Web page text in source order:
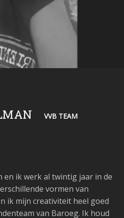
VVB TEAM
en ik werk al twintig jaar in de
vormen van
ik mijn creativiteit heel goed
van Baroeg. Ik houd